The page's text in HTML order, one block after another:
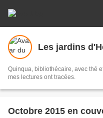
Les jardins
Quinqua, bibliothécaire, avec thé
mes lectures ont tracées.
Octobre 2015 en